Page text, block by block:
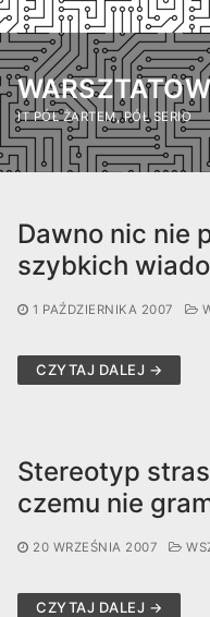
Przejdź
do
treści
IT PÓŁ ŻARTEM, PÓŁ SERIO
Dawno nic nie
szybkich
1 PAŹDZIERNIKA 2007
CZYTAJ DALEJ →
Stereotyp
czemu nie
20 WRZEŚNIA 2007
CZYTAJ DALEJ →